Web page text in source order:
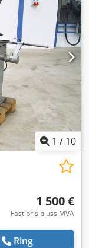
1 / 10
1 500 €
Fast pris pluss MVA
Ring